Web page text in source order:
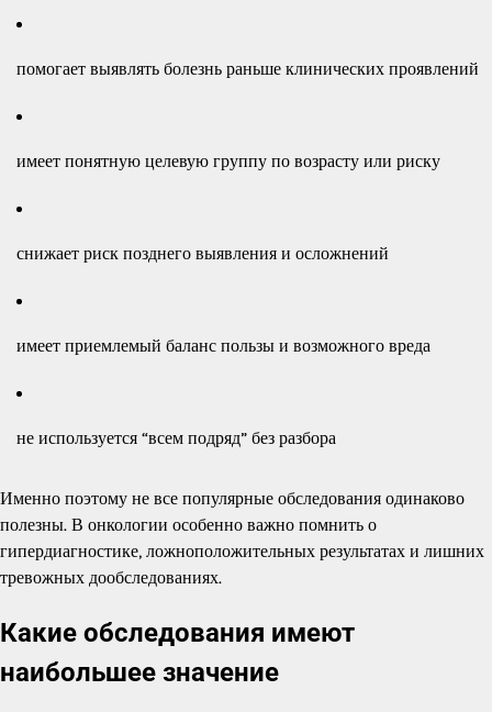
помогает выявлять болезнь раньше клинических проявлений
имеет понятную целевую группу по возрасту или риску
снижает риск позднего выявления и осложнений
имеет приемлемый баланс пользы и возможного вреда
не используется “всем подряд” без разбора
Именно поэтому не все популярные обследования одинаково
полезны. В онкологии особенно важно помнить о
гипердиагностике, ложноположительных результатах и лишних
тревожных дообследованиях.
Какие обследования имеют
наибольшее значение